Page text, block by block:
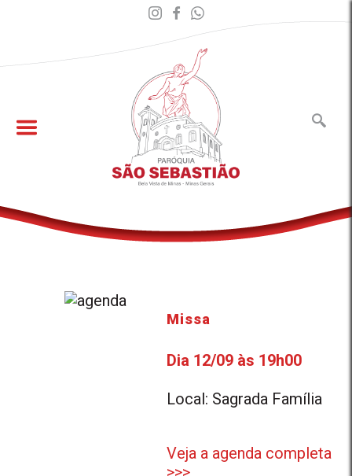
Missa
Dia 12/09 às 19h00
Local: Sagrada Família
Veja a agenda completa
>>>